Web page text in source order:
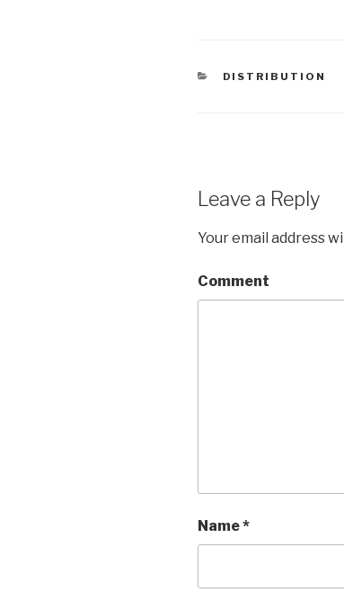
CATEGORIES
DISTRIBUTION
Leave a Reply
Your email address
Comment
Name*